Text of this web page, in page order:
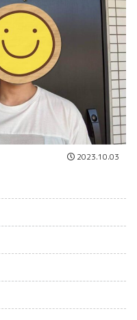
2023.10.03